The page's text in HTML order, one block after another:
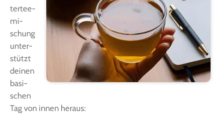
ter­tee­
mi­
schung
unter­
stützt
dei­nen
basi­
schen
Tag von innen heraus: